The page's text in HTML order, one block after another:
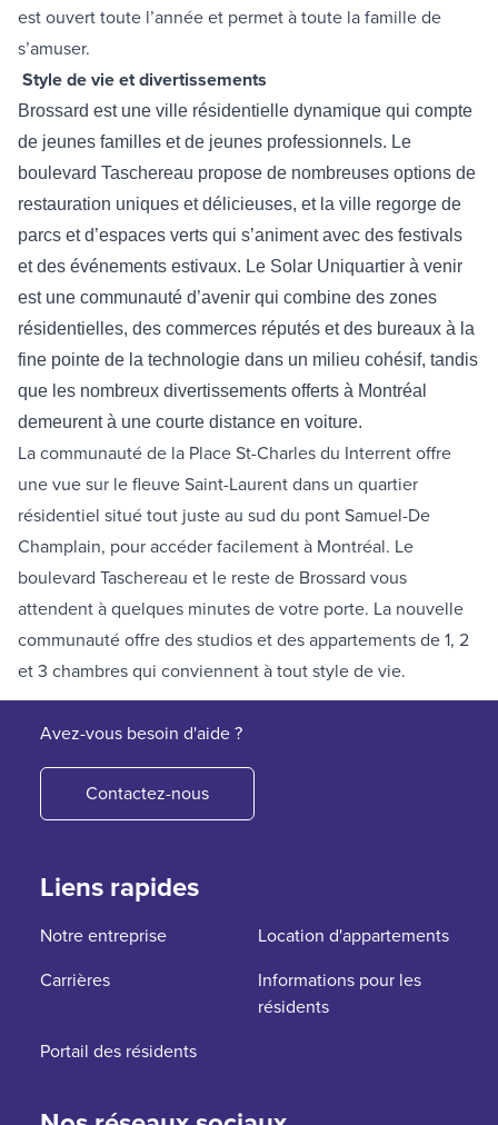
est ouvert toute l’année et permet à toute la famille de
s’amuser.
Style de vie et divertissements
Brossard est une ville résidentielle dynamique qui compte
de jeunes familles et de jeunes professionnels. Le
boulevard Taschereau propose de nombreuses options de
restauration uniques et délicieuses, et la ville regorge de
parcs et d’espaces verts qui s’animent avec des festivals
et des événements estivaux. Le Solar Uniquartier à venir
est une communauté d’avenir qui combine des zones
résidentielles, des commerces réputés et des bureaux à la
fine pointe de la technologie dans un milieu cohésif, tandis
que les nombreux divertissements offerts à Montréal
demeurent à une courte distance en voiture.
La communauté de la Place St-Charles du Interrent offre
une vue sur le fleuve Saint-Laurent dans un quartier
résidentiel situé tout juste au sud du pont Samuel-De
Champlain, pour accéder facilement à Montréal. Le
boulevard Taschereau et le reste de Brossard vous
attendent à quelques minutes de votre porte. La nouvelle
communauté offre des studios et des appartements de 1, 2
et 3 chambres qui conviennent à tout style de vie.
Avez-vous besoin d'aide ?
Contactez-nous
Liens rapides
Notre entreprise
Location d'appartements
Carrières
Informations pour les
résidents
Portail des résidents